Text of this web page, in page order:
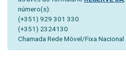
número(s):
(+351) 929 301 330
(+351) 2324130
Chamada Rede Móvel/Fixa Nacional